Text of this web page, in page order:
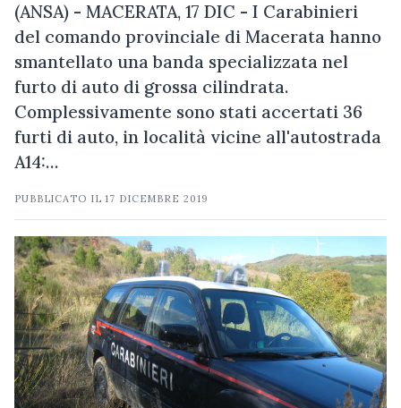
(ANSA) - MACERATA, 17 DIC - I Carabinieri
del comando provinciale di Macerata hanno
smantellato una banda specializzata nel
furto di auto di grossa cilindrata.
Complessivamente sono stati accertati 36
furti di auto, in località vicine all'autostrada
A14:…
PUBBLICATO IL17 DICEMBRE 2019